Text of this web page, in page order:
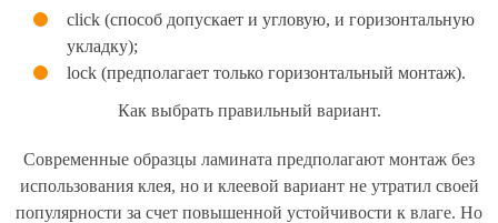
click (способ допускает и угловую, и горизонтальную
укладку);
lock (предполагает только горизонтальный монтаж).
Как выбрать правильный вариант.
Современные образцы ламината предполагают монтаж без
использования клея, но и клеевой вариант не утратил своей
популярности за счет повышенной устойчивости к влаге. Но